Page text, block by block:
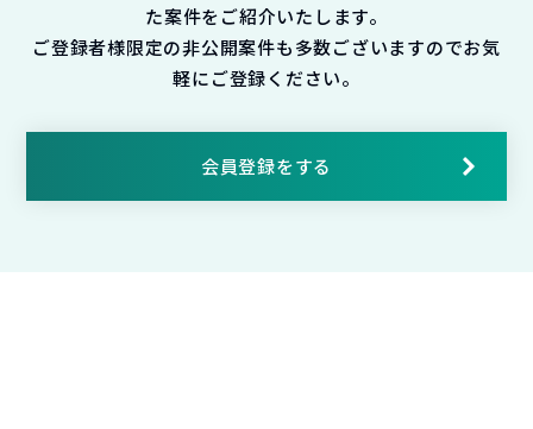
た案件をご紹介いたします。
ご登録者様限定の非公開案件も多数ございますのでお気
軽にご登録ください。
会員登録をする